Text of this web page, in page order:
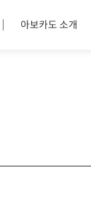
아보카도 소개